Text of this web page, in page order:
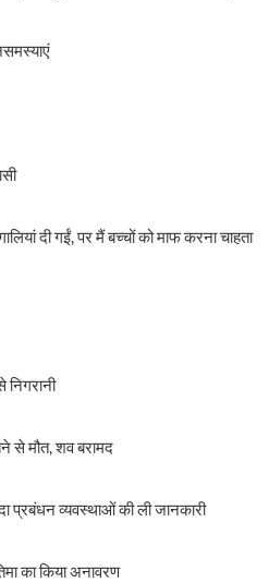
दी गईं, पर मैं बच्चों को माफ करना चाहता
से मौत, शव बरामद
प्रबंधन व्यवस्थाओं की ली जानकारी
का किया अनावरण